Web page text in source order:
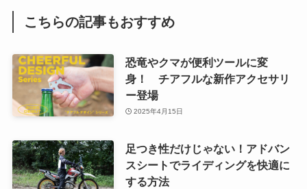
こちらの記事もおすすめ
恐竜やクマが便利ツールに変
身！ チアフルな新作アクセサリ
ー登場
2025年4月15日
足つき性だけじゃない！アドバン
スシートでライディングを快適に
する方法